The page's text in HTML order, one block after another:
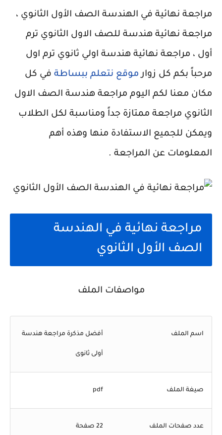
مراجعة نهائية في الهندسة الصف الأول الثانوي ،
مراجعة نهائية هندسة للصف الاول الثانوي ترم
أول ، مراجعة نهائية هندسة اولي ثانوي ترم اول
مرحباً بكم كل زوار موقع نتعلم ببساطة في كل
مكان معنا لكم اليوم مراجعة هندسة الصف الاول
الثانوي مراجعة ممتازة جداً ومناسبة لكل الطلاب
ويمكن للجميع الاستفادة منها وهذه أهم
المعلومات عن المراجعة .
مراجعة نهائية في الهندسة
الصف الأول الثانوي
مواصفات الملف
اسم الملف أفضل مذكرة مراجعة هندسة
أولى ثانوى
صيغة الملف pdf
عدد صفحات الملف 22 صفحة